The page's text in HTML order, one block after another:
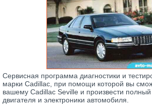
Сервисная программа диагностики и
марки Cadillac, при помощи которой вы
вашему Cadillac Seville и произвести полный
двигателя и электроники автомобиля.